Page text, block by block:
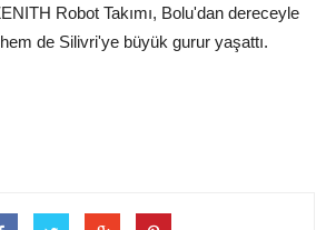
Robot Takımı, Bolu'dan dereceyle
de Silivri'ye büyük gurur yaşattı.